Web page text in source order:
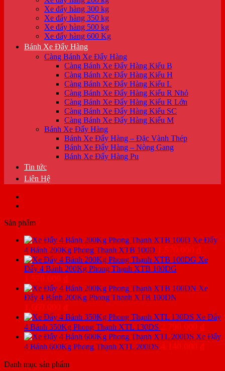
Xe đẩy hàng 300 kg
Xe đẩy hàng 350 kg
Xe đẩy hàng 500 kg
Xe đẩy hàng 600 Kg
Bánh Xe Đẩy Hàng
Càng Bánh Xe Đẩy Hàng
Càng Bánh Xe Đẩy Hàng Kiểu B
Càng Bánh Xe Đẩy Hàng Kiểu H
Càng Bánh Xe Đẩy Hàng Kiểu L
Càng Bánh Xe Đẩy Hàng Kiểu R Nhỏ
Càng Bánh Xe Đẩy Hàng Kiểu R Lớn
Càng Bánh Xe Đẩy Hàng Kiểu SC
Càng Bánh Xe Đẩy Hàng Kiểu M
Bánh Xe Đẩy Hàng
Bánh Xe Đẩy Hàng – Đặc Vành Thép
Bánh Xe Đẩy Hàng – Nòng Gang
Bánh Xe Đẩy Hàng Pu
Tin tức
Liên Hệ
Sản phẩm
Xe Đẩy
4 Bánh 200Kg Phong Thạnh XTB 100D 1.570.000 ₫
Xe
Đẩy 4 Bánh 200Kg Phong Thạnh XTB 100DG
1.570.000 ₫
Xe
Đẩy 4 Bánh 200Kg Phong Thạnh XTB 100DN
1.660.000 ₫
Xe Đẩy
4 Bánh 350Kg Phong Thạnh XTL 130DS 2.790.000 ₫
Xe Đẩy
4 Bánh 600Kg Phong Thạnh XTL 200DS 4.140.000 ₫
Danh mục sản phẩm